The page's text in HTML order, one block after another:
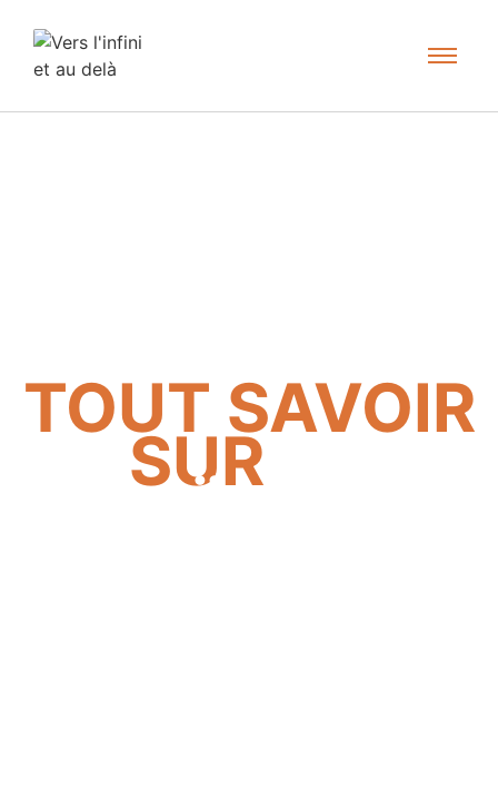
TOUT SAVOIR
SUR
THAÏLANDE